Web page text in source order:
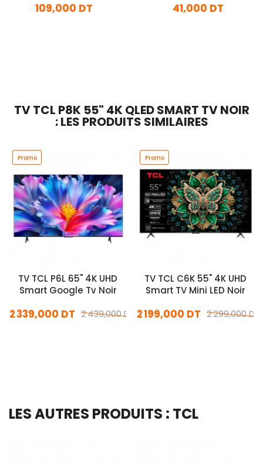
109,000 DT 41,000 DT
TV TCL P8K 55" 4K QLED SMART TV NOIR
: LES PRODUITS SIMILAIRES
Promo
TV TCL P6L 65" 4K UHD
Smart Google Tv Noir
2 439,000 DT
2 339,000 DT
Promo
TV TCL C6K 55" 4K UHD
Smart TV Mini LED Noir
2 299,000 DT
2 199,000 DT
LES AUTRES PRODUITS : TCL